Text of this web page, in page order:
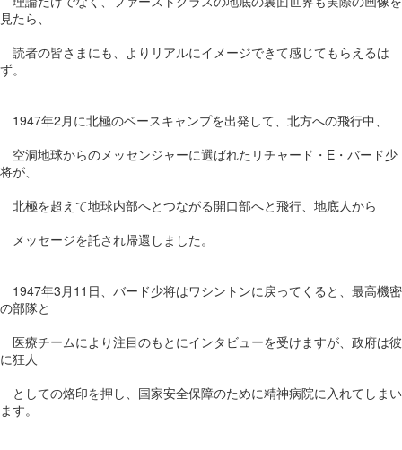
見たら、
読者の皆さまにも、よりリアルにイメージできて感じてもらえるは
ず。
1947年2月に北極のベースキャンプを出発して、北方への飛行中、
空洞地球からのメッセンジャーに選ばれたリチャード・E・バード少
将が、
北極を超えて地球内部へとつながる開口部へと飛行、地底人から
メッセージを託され帰還しました。
1947年3月11日、バード少将はワシントンに戻ってくると、最高機密
の部隊と
医療チームにより注目のもとにインタビューを受けますが、政府は彼
に狂人
としての烙印を押し、国家安全保障のために精神病院に入れてしまい
ます。